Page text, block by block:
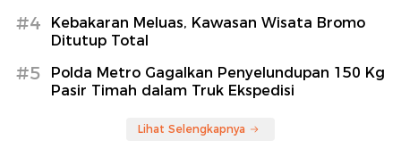
#4
Kebakaran Meluas, Kawasan Wisata Bromo
Ditutup Total
#5
Polda Metro Gagalkan Penyelundupan 150 Kg
Pasir Timah dalam Truk Ekspedisi
Lihat Selengkapnya